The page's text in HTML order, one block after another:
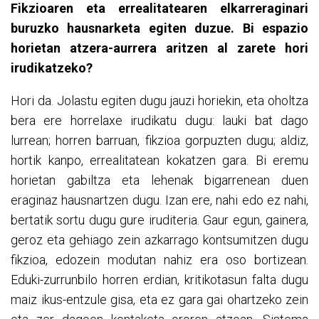
Fikzioaren eta errealitatearen elkarreraginari
buruzko hausnarketa egiten duzue. Bi espazio
horietan atzera-aurrera aritzen al zarete hori
irudikatzeko?
Hori da. Jolastu egiten dugu jauzi horiekin, eta oholtza
bera ere horrelaxe irudikatu dugu: lauki bat dago
lurrean; horren barruan, fikzioa gorpuzten dugu; aldiz,
hortik kanpo, errealitatean kokatzen gara. Bi eremu
horietan gabiltza eta lehenak bigarrenean duen
eraginaz hausnartzen dugu. Izan ere, nahi edo ez nahi,
bertatik sortu dugu gure iruditeria. Gaur egun, gainera,
geroz eta gehiago zein azkarrago kontsumitzen dugu
fikzioa, edozein modutan nahiz era oso bortizean.
Eduki-zurrunbilo horren erdian, kritikotasun falta dugu
maiz ikus-entzule gisa, eta ez gara gai ohartzeko zein